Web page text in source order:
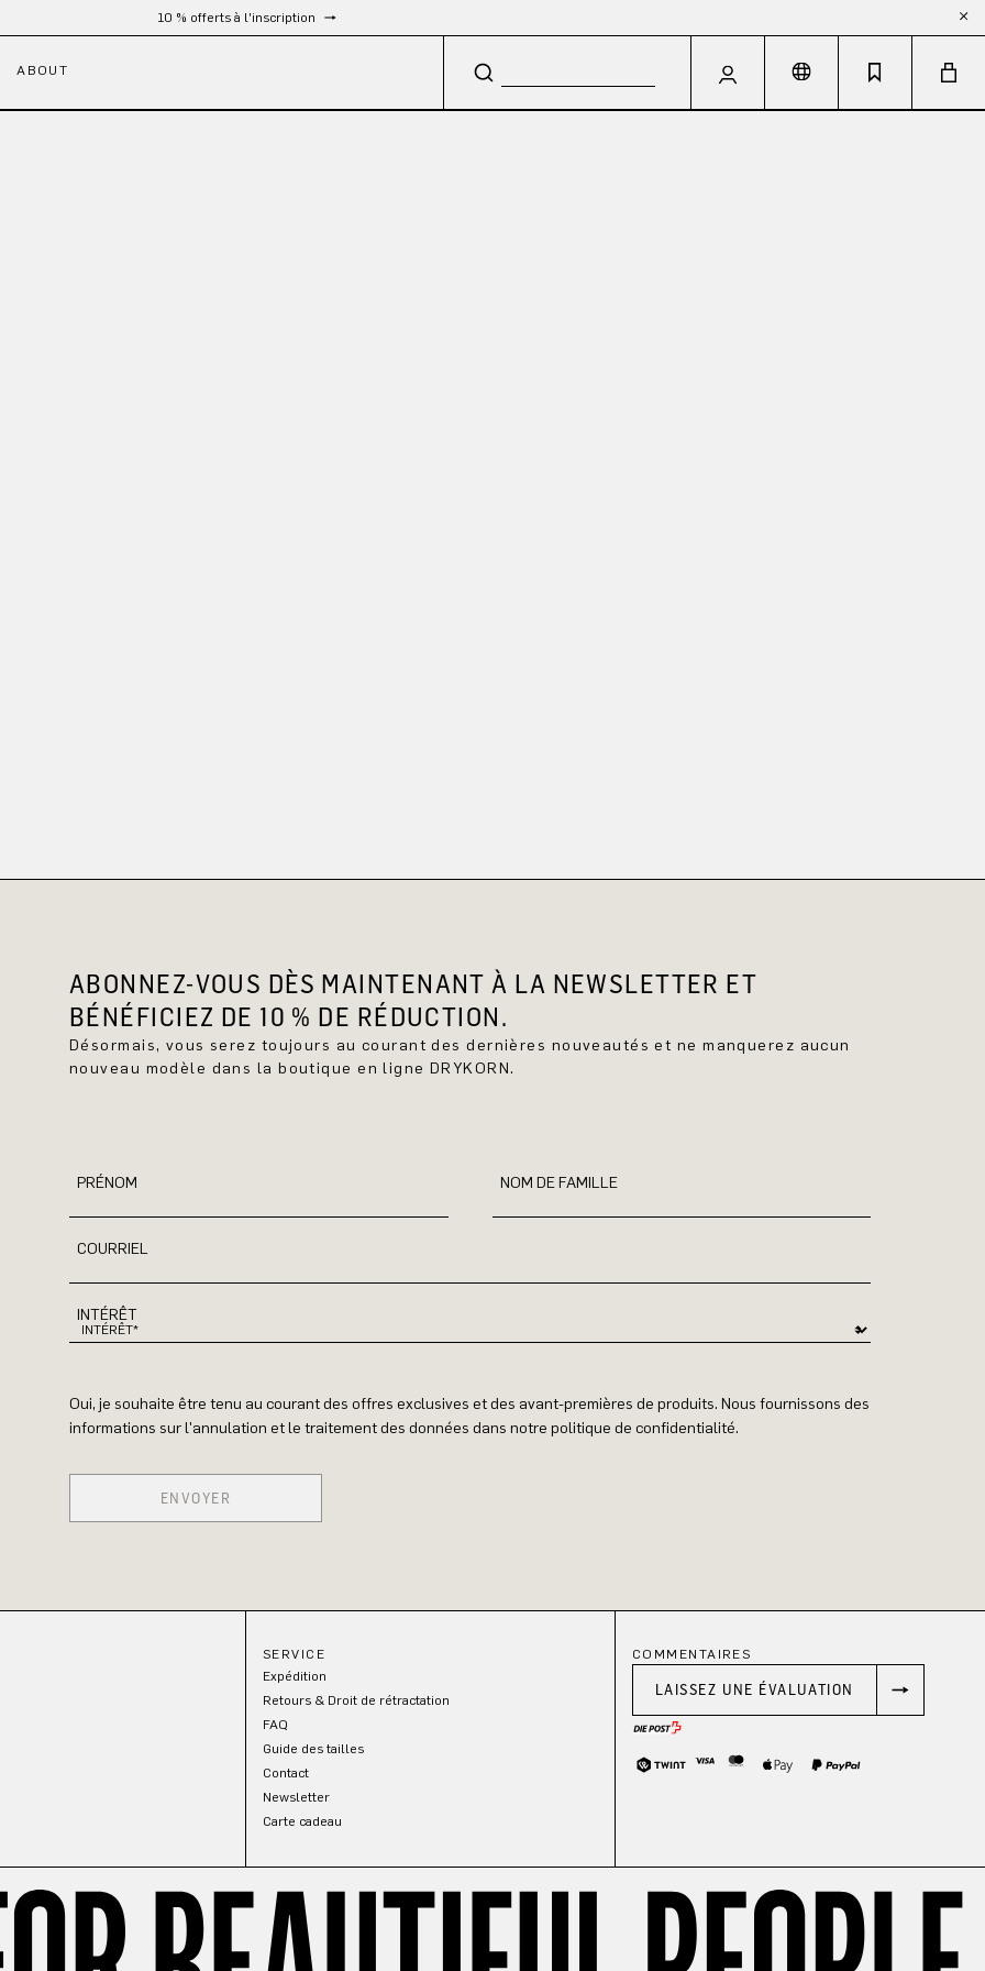
10 % offerts à l'inscription
ABOUT
ABONNEZ-VOUS DÈS MAINTENANT À LA NEWSLETTER ET
BÉNÉFICIEZ DE 10 % DE RÉDUCTION.
Désormais, vous serez toujours au courant des dernières nouveautés et ne manquerez aucun
nouveau modèle dans la boutique en ligne DRYKORN.
PRÉNOM NOM DE FAMILLE
COURRIEL
INTÉRÊT
Oui, je souhaite être tenu au courant des offres exclusives et des avant-premières de produits. Nous fournissons des
informations sur l'annulation et le traitement des données dans notre politique de confidentialité.
ENVOYER
SERVICE
Expédition
Retours & Droit de rétractation
FAQ
Guide des tailles
Contact
Newsletter
Carte cadeau
COMMENTAIRES
LAISSEZ UNE ÉVALUATION